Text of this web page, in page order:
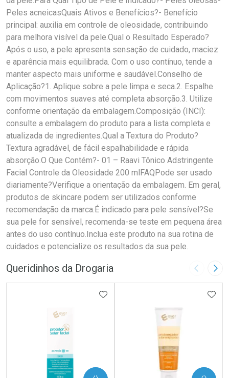
Peles acneicasQuais Ativos e Benefícios?- Benefício
principal: auxilia em controle de oleosidade, contribuindo
para melhora visível da pele.Qual o Resultado Esperado?
Após o uso, a pele apresenta sensação de cuidado, maciez
e aparência mais equilibrada. Com o uso contínuo, tende a
manter aspecto mais uniforme e saudável.Conselho de
Aplicação?1. Aplique sobre a pele limpa e seca.2. Espalhe
com movimentos suaves até completa absorção.3. Utilize
conforme orientação da embalagem.Composição (INCI):
consulte a embalagem do produto para a lista completa e
atualizada de ingredientes.Qual a Textura do Produto?
Textura agradável, de fácil espalhabilidade e rápida
absorção.O Que Contém?- 01 – Raavi Tônico Adstringente
Facial Controle da Oleosidade 200 mlFAQPode ser usado
diariamente?Verifique a orientação da embalagem. Em geral,
produtos de skincare podem ser utilizados conforme
recomendação da marca.É indicado para pele sensível?Se
sua pele for sensível, recomenda-se teste em pequena área
antes do uso contínuo.Inclua este produto na sua rotina de
cuidados e potencialize os resultados da sua pele.
Queridinhos da Drogaria Imagem
ADICIONAR AOS FAVORITOS